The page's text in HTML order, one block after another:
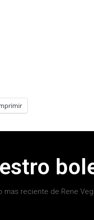
mas reciente de Rene